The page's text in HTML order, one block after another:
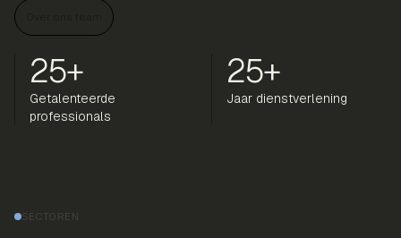
25+
Getalenteerde
professionals
25+
Jaar dienstverlening
SECTOREN